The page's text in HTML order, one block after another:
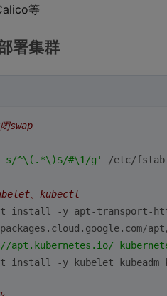
等
署集群
swap
s/^\(.*\)$/#\1/g'
/etc/fstab
、kubectl
install -y apt-transport-
apt.kubernetes.io/
install -y kubelet kubeadm